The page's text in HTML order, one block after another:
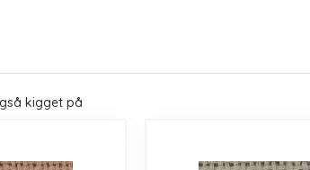
kigget på